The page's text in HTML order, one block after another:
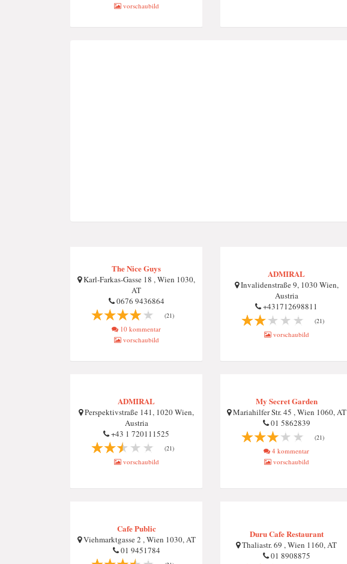
vorschaubild
The Nice Guys
Karl-Farkas-Gasse 18 , Wien 1030,
AT
0676 9436864
(21)
10 kommentar
vorschaubild
ADMIRAL
Invalidenstraße 9, 1030 Wien,
Austria
+431712698811
(21)
vorschaubild
ADMIRAL
Perspektivstraße 141, 1020 Wien,
Austria
+43 1 720111525
(21)
vorschaubild
My Secret Garden
Mariahilfer Str. 45 , Wien 1060, AT
01 5862839
(21)
4 kommentar
vorschaubild
Cafe Public
Viehmarktgasse 2 , Wien 1030, AT
01 9451784
Duru Cafe Restaurant
Thaliastr. 69 , Wien 1160, AT
01 8908875